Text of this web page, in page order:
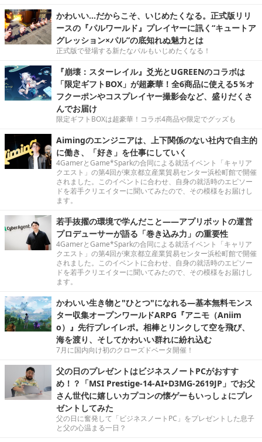
かわいい…だからこそ、いじめたくなる。正式版リリ
ースの『パルワールド』プレイヤーに訊く“キュートア
グレッション×パル”の底知れぬ魅力とは
正式版で登場する新たなパルもいじめたくなる！
『崩壊：スターレイル』爻光とUGREENのコラボは
「限定ギフトBOX」が超豪華！全6商品に使える5％オ
フクーポンやコスプレイヤー撮影会など、盛りだくさ
んでお届け
限定ギフトBOXは超豪華！コラボ4商品や限定でグッズも
Aimingのエンジニアは、上下関係のない社内で自主的
に働き、「好き」を仕事にしていく
4GamerとGame*Sparkの合同による就活イベント「キャリア
クエスト」の第4回が東京都立産業貿易センター浜松町館で開催
されました。このイベントに合わせ、自身の就活時のエピソー
ドを若手クリエイターに聞いてみたので、その模様をお届けし
ます。
若手抜擢の環境で学んだこと――アプリボットの運営
プロデューサーが語る「巻き込み力」の重要性
4GamerとGame*Sparkの合同による就活イベント「キャリア
クエスト」の第4回が東京都立産業貿易センター浜松町館で開催
されました。このイベントに合わせ、自身の就活時のエピソー
ドを若手クリエイターに聞いてみたので、その模様をお届けし
ます。
かわいい生き物と"ひとつ"になれる―基本無料モンス
ター収集オープンワールドARPG『アニモ（Aniim
o）』先行プレイレポ。相棒とリンクして空を飛び、
海を渡り、そしてかわいい群れに紛れ込む
7月に国内向け初のクローズドベータ開催！
父の日のプレゼントはビジネスノートPCがおすす
め！？「MSI Prestige-14-AI+D3MG-2619JP」でお父
さん世代に嬉しいカプコンの懐ゲーもいっしょにプレ
ゼントしてみた
父の日に奮発して「ビジネスノートPC」をプレゼントした息子
と父の心温まる一日？